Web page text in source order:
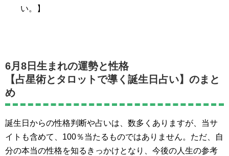
い。】
6月8日生まれの運勢と性格
【占星術とタロットで導く誕生日占い】のまと
め
誕生日からの性格判断や占いは、数多くありますが、当サ
イトも含めて、100％当たるものではありません。ただ、自
分の本当の性格を知るきっかけとなり、今後の人生の参考